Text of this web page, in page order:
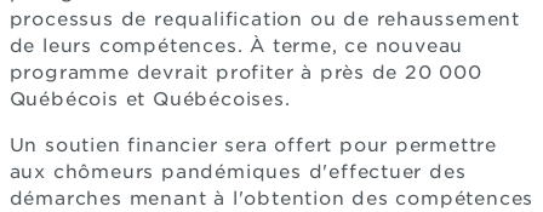
processus de requalification ou de rehaussement
de leurs compétences. À terme, ce nouveau
programme devrait profiter à près de 20 000
Québécois et Québécoises.
Un soutien financier sera offert pour permettre
aux chômeurs pandémiques d'effectuer des
démarches menant à l'obtention des compétences